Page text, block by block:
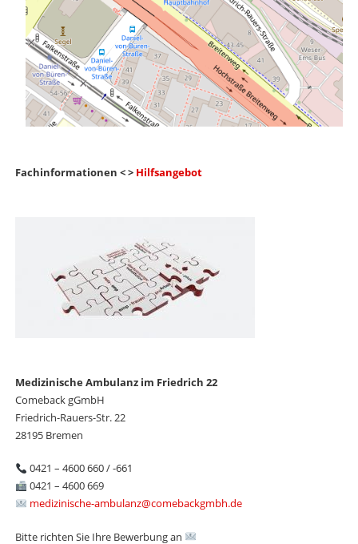
Fachinformationen < > Hilfsangebot
Medizinische Ambulanz im Friedrich 22
Comeback gGmbH
Friedrich-Rauers-Str. 22
28195 Bremen
0421 – 4600 660 / -661
0421 – 4600 669
medizinische-ambulanz@comebackgmbh.de
Bitte richten Sie Ihre Bewerbung an